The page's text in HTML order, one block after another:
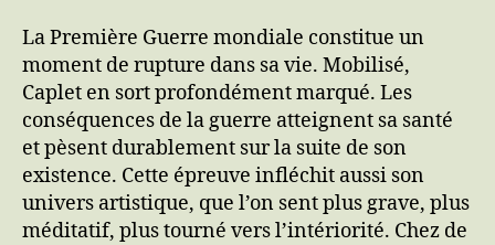
La Première Guerre mondiale constitue un
moment de rupture dans sa vie. Mobilisé,
Caplet en sort profondément marqué. Les
conséquences de la guerre atteignent sa santé
et pèsent durablement sur la suite de son
existence. Cette épreuve infléchit aussi son
univers artistique, que l’on sent plus grave, plus
méditatif, plus tourné vers l’intériorité. Chez de